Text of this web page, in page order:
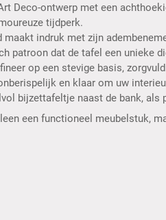
Deco-ontwerp met een
tijdperk.
maakt indruk met zijn
patroon dat de tafel een unieke
op een stevige basis,
en klaar om uw
bijzettafeltje naast de bank,
een functioneel meubelstuk,